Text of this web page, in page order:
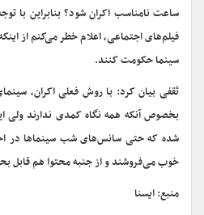
ساعت نامناسب اکران شود؟ بنابراین با
فیلم‌های اجتماعی، اعلام خطر می‌کنم از
سینما حکومت کنند.
ثقفی بیان کرد:‌ با روش فعلی اکران،
بخصوص آنکه همه نگاه کمدی ندارند ولی
شده که حتی سانس‌های شب سینماها در
خوب می‌فروشند و از جنبه محتوا هم قابل
منبع: ایسنا